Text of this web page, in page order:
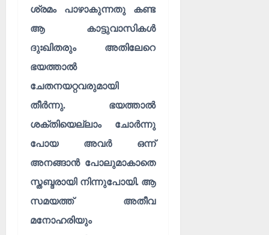
ശ്രമം പാഴാകുന്നതു കണ്ട
ആ കാട്ടുവാസികൾ
ദുഃഖിതരും അതിലേറെ
ഭയത്താൽ
ചേതനയറ്റവരുമായി
തീർന്നു. ഭയത്താൽ
ശക്തിയെല്ലാം ചോർന്നു
പോയ അവർ ഒന്ന്
അനങ്ങാൻ പോലുമാകാതെ
സ്തബ്ദരായി നിന്നുപോയി. ആ
സമയത്ത് അതീവ
മനോഹരിയും